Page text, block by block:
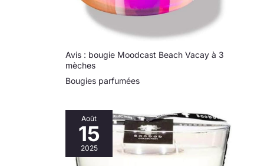
Avis : bougie Moodcast Beach Vacay à 3
mèches
Bougies parfumées
Août
15
2025